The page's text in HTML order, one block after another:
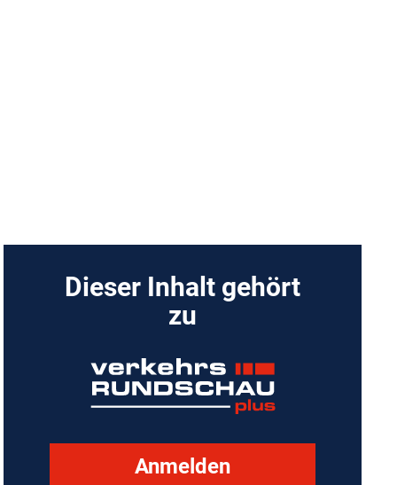
Dieser Inhalt gehört
zu
Anmelden